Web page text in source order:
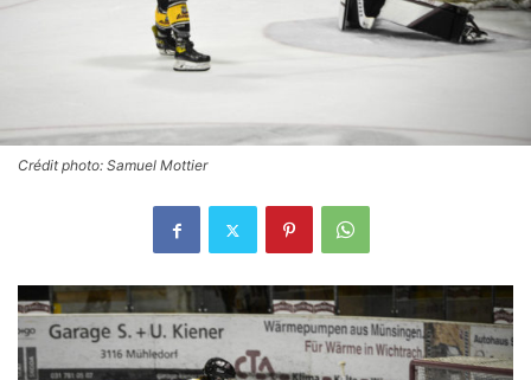
Crédit photo: Samuel Mottier